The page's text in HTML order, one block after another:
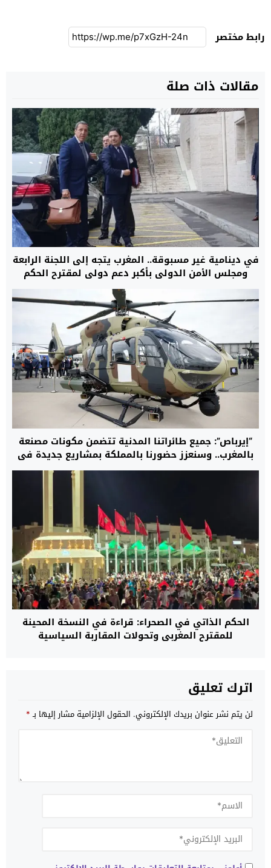
رابط مختصر
مقالات ذات صلة
في دينامية غير مسبوقة.. المغرب يتجه إلى اللجنة الرابعة
ومجلس الأمن الدولي بأكبر دعم دولي لمقترح الحكم
الذاتي لإنهاء نزاع الصحراء
“إيرباص”: جميع طائراتنا المدنية تتضمن مكونات مصنعة
بالمغرب.. وسنعزز حضورنا بالمملكة بمشاريع جديدة في
مجال المروحيات
الحكم الذاتي في الصحراء: قراءة في النسخة المحينة
للمقترح المغربي وتحولات المقاربة السياسية
اترك تعليق
لن يتم نشر عنوان بريدك الإلكتروني. الحقول الإلزامية مشار إليها بـ*